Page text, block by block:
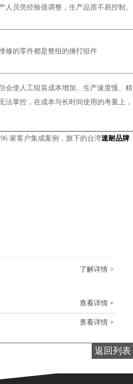
人员凭经验值调整，生产品质不易控制。
修的零件都是整组的捶打组件
会使人工组装成本增加、生产速度慢、精
法掌控，在成本与长时间使用的考量上，
家客户集成案例，旗下的台湾速耐品牌
了解详情 >
查看详情 +
查看详情 +
返回列表